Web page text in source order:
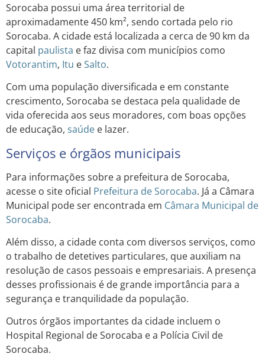
Sorocaba possui uma área territorial de
aproximadamente 450 km², sendo cortada pelo rio
Sorocaba. A cidade está localizada a cerca de 90 km da
capital paulista e faz divisa com municípios como
Votorantim, Itu eSalto.
Com uma população diversificada e em constante
crescimento, Sorocaba se destaca pela qualidade de
vida oferecida aos seus moradores, com boas opções
de educação, saúde e lazer.
Serviços e órgãos municipais
Para informações sobre a prefeitura de Sorocaba,
acesse o site oficial Prefeitura de Sorocaba. Já a Câmara
Municipal pode ser encontrada em Câmara Municipal de
Sorocaba.
Além disso, a cidade conta com diversos serviços, como
o trabalho de detetives particulares, que auxiliam na
resolução de casos pessoais e empresariais. A presença
desses profissionais é de grande importância para a
segurança e tranquilidade da população.
Outros órgãos importantes da cidade incluem o
Hospital Regional de Sorocaba e a Polícia Civil de
Sorocaba.